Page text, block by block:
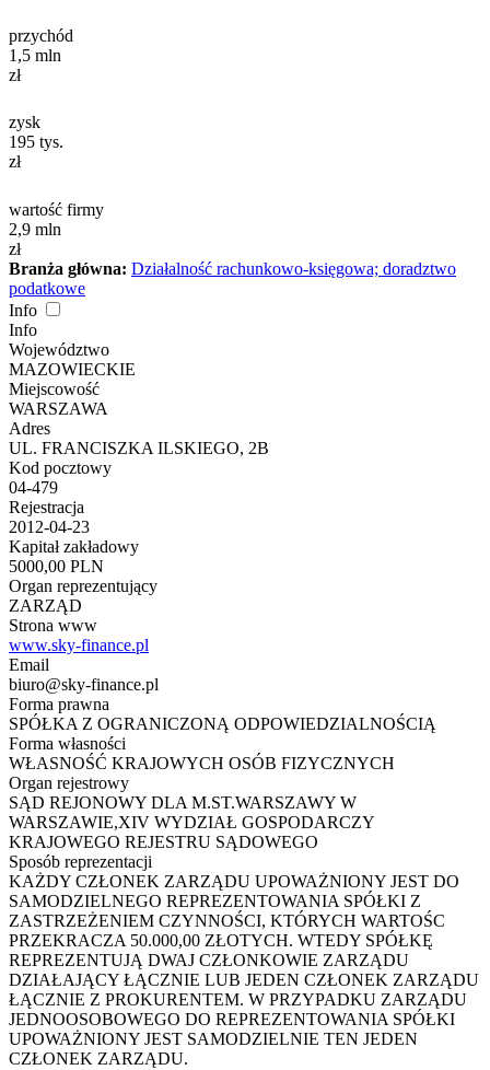
przychód
1,5 mln
zł
zysk
195 tys.
zł
wartość firmy
2,9 mln
zł
Branża główna: Działalność rachunkowo-księgowa; doradztwo
podatkowe
Info
Info
Województwo
MAZOWIECKIE
Miejscowość
WARSZAWA
Adres
UL. FRANCISZKA ILSKIEGO, 2B
Kod pocztowy
04-479
Rejestracja
2012-04-23
Kapitał zakładowy
5000,00 PLN
Organ reprezentujący
ZARZĄD
Strona www
www.sky-finance.pl
Email
biuro@sky-finance.pl
Forma prawna
SPÓŁKA Z OGRANICZONĄ ODPOWIEDZIALNOŚCIĄ
Forma własności
WŁASNOŚĆ KRAJOWYCH OSÓB FIZYCZNYCH
Organ rejestrowy
SĄD REJONOWY DLA M.ST.WARSZAWY W
WARSZAWIE,XIV WYDZIAŁ GOSPODARCZY
KRAJOWEGO REJESTRU SĄDOWEGO
Sposób reprezentacji
KAŻDY CZŁONEK ZARZĄDU UPOWAŻNIONY JEST DO
SAMODZIELNEGO REPREZENTOWANIA SPÓŁKI Z
ZASTRZEŻENIEM CZYNNOŚCI, KTÓRYCH WARTOŚC
PRZEKRACZA 50.000,00 ZŁOTYCH. WTEDY SPÓŁKĘ
REPREZENTUJĄ DWAJ CZŁONKOWIE ZARZĄDU
DZIAŁAJĄCY ŁĄCZNIE LUB JEDEN CZŁONEK ZARZĄDU
ŁĄCZNIE Z PROKURENTEM. W PRZYPADKU ZARZĄDU
JEDNOOSOBOWEGO DO REPREZENTOWANIA SPÓŁKI
UPOWAŻNIONY JEST SAMODZIELNIE TEN JEDEN
CZŁONEK ZARZĄDU.